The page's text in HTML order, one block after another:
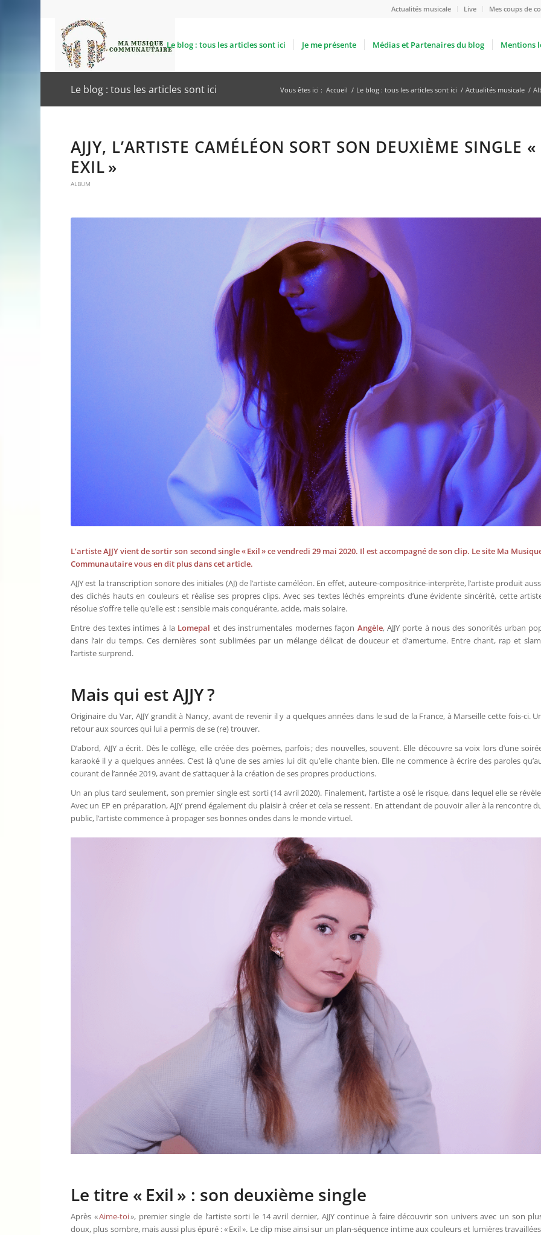
Actualités musicale Live Mes coups de
Le blog : tous les articles sont ici Je me présente Médias et Partenaires du blog Mentions
Le blog : tous les articles sont ici Vous êtes ici : Accueil / Le blog : tous les articles sont ici / Actualités musicale /
AJJY, L’ARTISTE CAMÉLÉON SORT SON DEUXIÈME SINGLE «
EXIL »
ALBUM
L’artiste AJJY vient de sortir son second single « Exil » ce vendredi 29 mai 2020. Il est accompagné de son clip. Le site Ma
Communautaire vous en dit plus dans cet article.
AJJY est la transcription sonore des initiales (AJ) de l’artiste caméléon. En effet, auteure-compositrice-interprète, l’artiste produit
des clichés hauts en couleurs et réalise ses propres clips. Avec ses textes léchés empreints d’une évidente sincérité, cette
résolue s’offre telle qu’elle est : sensible mais conquérante, acide, mais solaire.
Entre des textes intimes à la Lomepal et des instrumentales modernes façon Angèle, AJJY porte à nous des sonorités urban
dans l’air du temps. Ces dernières sont sublimées par un mélange délicat de douceur et d’amertume. Entre chant, rap et
l’artiste surprend.
Mais qui est AJJY ?
Originaire du Var, AJJY grandit à Nancy, avant de revenir il y a quelques années dans le sud de la France, à Marseille cette fois-ci.
retour aux sources qui lui a permis de se (re) trouver.
D’abord, AJJY a écrit. Dès le collège, elle créée des poèmes, parfois ; des nouvelles, souvent. Elle découvre sa voix lors d’une
karaoké il y a quelques années. C’est là q’une de ses amies lui dit qu’elle chante bien. Elle ne commence à écrire des paroles
courant de l’année 2019, avant de s’attaquer à la création de ses propres productions.
Un an plus tard seulement, son premier single est sorti (14 avril 2020). Finalement, l’artiste a osé le risque, dans lequel elle se
Avec un EP en préparation, AJJY prend également du plaisir à créer et cela se ressent. En attendant de pouvoir aller à la rencontre
public, l’artiste commence à propager ses bonnes ondes dans le monde virtuel.
Le titre « Exil » : son deuxième single
Après «Aime-toi», premier single de l’artiste sorti le 14 avril dernier, AJJY continue à faire découvrir son univers avec un son
doux, plus sombre, mais aussi plus épuré : « Exil ». Le clip mise ainsi sur un plan-séquence intime aux couleurs et lumières